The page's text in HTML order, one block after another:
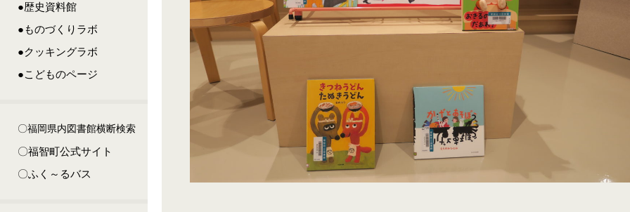
●歴史資料館
●ものづくりラボ
●クッキングラボ
●こどものページ
〇福岡県内図書館横断検索
〇福智町公式サイト
〇ふく～るバス